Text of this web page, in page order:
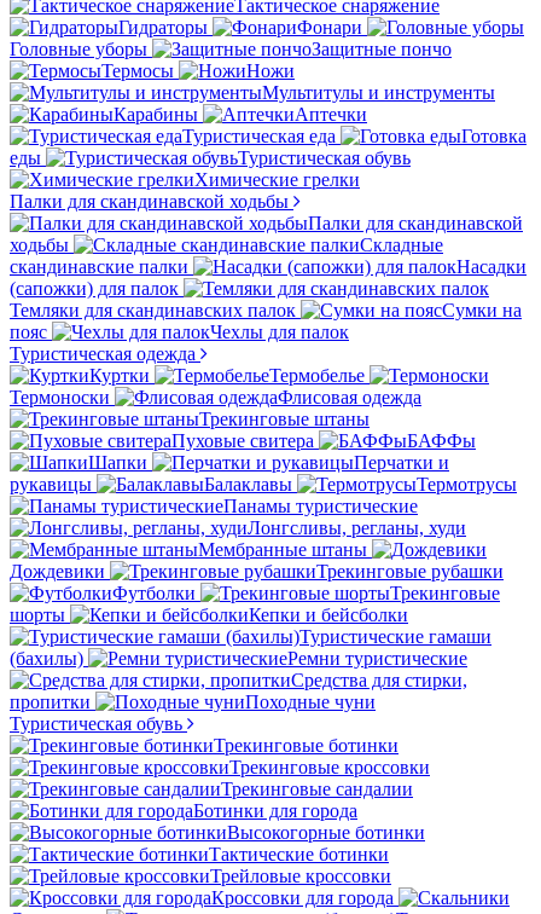
Тактическое снаряжение
Гидраторы
Фонари
Головные уборы
Защитные пончо
Термосы
Ножи
Мультитулы и инструменты
Карабины
Аптечки
Туристическая еда
Готовка
еды
Туристическая обувь
Химические грелки
Палки для скандинавской ходьбы
Палки для скандинавской
ходьбы
Складные
скандинавские палки
Насадки
(сапожки) для палок
Темляки для скандинавских палок
Сумки на
пояс
Чехлы для палок
Туристическая одежда
Куртки
Термобелье
Термоноски
Флисовая одежда
Трекинговые штаны
Пуховые свитера
БАФФы
Шапки
Перчатки и
рукавицы
Балаклавы
Термотрусы
Панамы туристические
Лонгсливы, регланы, худи
Мембранные штаны
Дождевики
Трекинговые рубашки
Футболки
Трекинговые
шорты
Кепки и бейсболки
Туристические гамаши
(бахилы)
Ремни туристические
Средства для стирки,
пропитки
Походные чуни
Туристическая обувь
Трекинговые ботинки
Трекинговые кроссовки
Трекинговые сандалии
Ботинки для города
Высокогорные ботинки
Тактические ботинки
Трейловые кроссовки
Кроссовки для города